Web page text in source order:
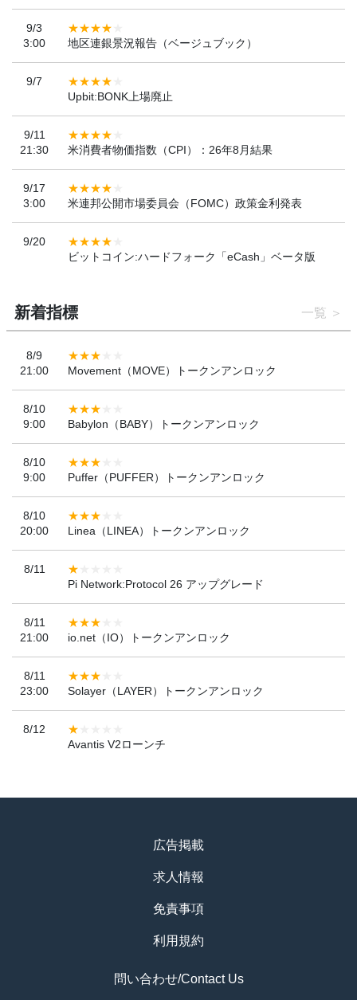
9/3
3:00
地区連銀景況報告（ベージュブック）
9/7
Upbit:BONK上場廃止
9/11
21:30
米消費者物価指数（CPI）：26年8月結果
9/17
3:00
米連邦公開市場委員会（FOMC）政策金利発表
9/20
ビットコイン:ハードフォーク「eCash」ベータ版
新着指標 一覧
8/9
21:00
Movement（MOVE）トークンアンロック
8/10
9:00
Babylon（BABY）トークンアンロック
8/10
9:00
Puffer（PUFFER）トークンアンロック
8/10
20:00
Linea（LINEA）トークンアンロック
8/11
Pi Network:Protocol 26 アップグレード
8/11
21:00
io.net（IO）トークンアンロック
8/11
23:00
Solayer（LAYER）トークンアンロック
8/12
Avantis V2ローンチ
広告掲載
求人情報
免責事項
利用規約
問い合わせ/Contact Us